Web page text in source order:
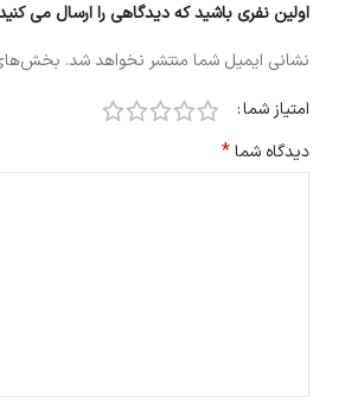
اولین نفری باشید که دیدگاهی را ارسال می
نشانی ایمیل شما منتشر نخواهد شد. بخش‌های
امتیاز شما
دیدگاه شما*